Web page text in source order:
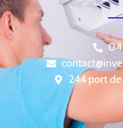
244 port